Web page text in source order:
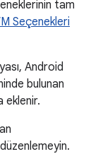
tam
Seçenekleri
Android
bulunan
eklenir.